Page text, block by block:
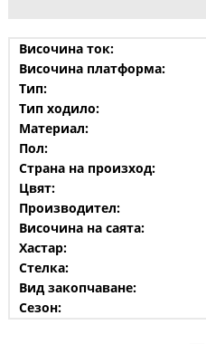
Височина ток:
Височина платформа:
Тип:
Тип ходило:
Материал:
Пол:
Страна на произход:
Цвят:
Производител:
Височина на саята:
Хастар:
Стелка:
Вид закопчаване:
Сезон: